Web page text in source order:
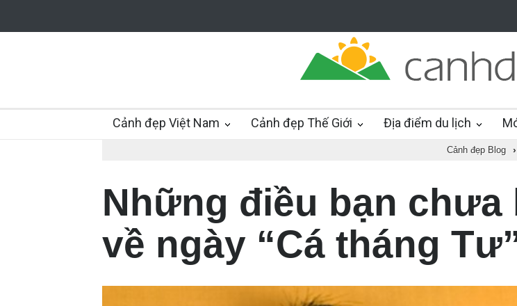
Cảnh đẹp Việt Nam Cảnh đẹp Thế Giới Địa điểm du lịch
Cảnh đẹp Blog ›
Những điều bạn chưa
về ngày “Cá tháng